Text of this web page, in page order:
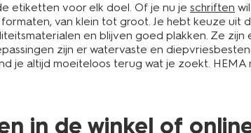
etiketten voor elk doel. Of je nu je schriften
van klein tot groot. Je hebt keuze
en blijven goed plakken. Ze
zijn er watervaste en
je altijd moeiteloos terug wat je zoekt.
in de winkel of